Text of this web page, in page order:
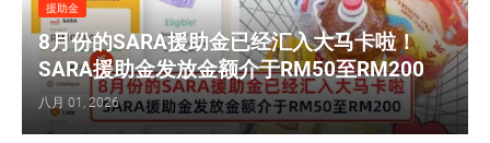
援助金
8月份的SARA援助金已经汇入大马卡啦！
SARA援助金发放金额介于RM50至RM200
八月 01, 2026